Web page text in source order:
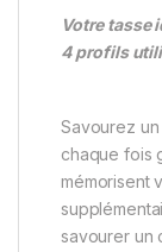
Votre tasse
4 profils
Savourez
chaque fois
mémorisent
savourer un